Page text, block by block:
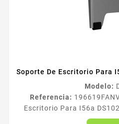
Soporte De Escritorio Para
Modelo:
Referencia: 196619
Escritorio Para I56a
interior i56A que